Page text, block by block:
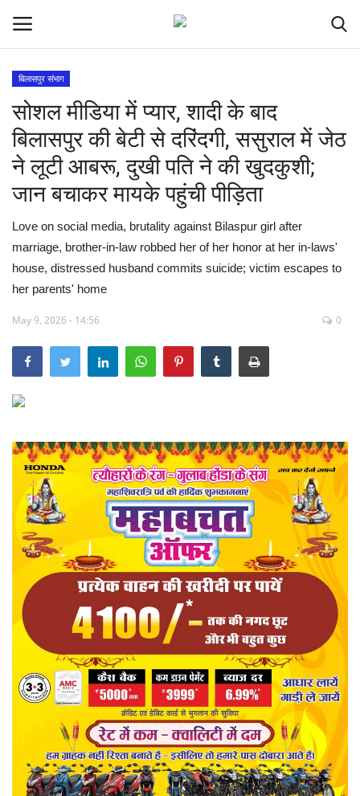
देश
मध्य प्रदेश
विश्व
मुख्य समाचार
विदेश
छत्तीसगढ़
राष्ट्रीय
खेल
व्यापार
संपादकीय
रोजगार
राजनीति
मनोरंजन
मैगज़ीन की लेख
प्रमुख खबर
हेल्थ
बिलासपुर संभाग
सोशल मीडिया में प्यार, शादी के बाद
बिलासपुर की बेटी से दरिंदगी, ससुराल में जेठ
ने लूटी आबरू, दुखी पति ने की खुदकुशी;
जान बचाकर मायके पहुंची पीड़िता
Love on social media, brutality against Bilaspur girl after
marriage, brother-in-law robbed her of her honor at her in-laws'
house, distressed husband commits suicide; victim escapes to
her parents' home
May 9, 2026 - 14:56 0